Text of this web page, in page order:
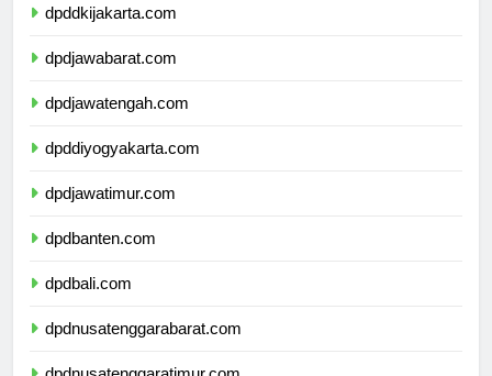
dpddkijakarta.com
dpdjawabarat.com
dpdjawatengah.com
dpddiyogyakarta.com
dpdjawatimur.com
dpdbanten.com
dpdbali.com
dpdnusatenggarabarat.com
dpdnusatenggaratimur.com